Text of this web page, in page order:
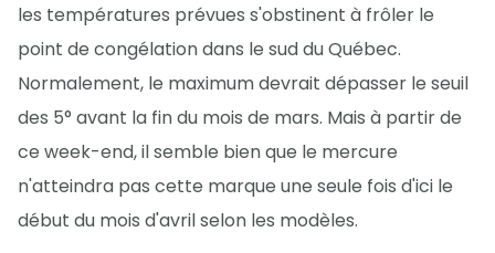
les températures prévues s'obstinent à frôler le
point de congélation dans le sud du Québec.
Normalement, le maximum devrait dépasser le seuil
des 5° avant la fin du mois de mars. Mais à partir de
ce week-end, il semble bien que le mercure
n'atteindra pas cette marque une seule fois d'ici le
début du mois d'avril selon les modèles.